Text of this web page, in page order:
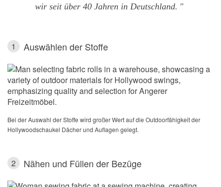
wir seit über 40 Jahren in Deutschland.
1 Auswählen der Stoffe
Bei der Auswahl der Stoffe wird großer Wert auf die Outdoorfähigkeit der
Hollywoodschaukel Dächer und Auflagen gelegt.
2 Nähen und Füllen der Bezüge